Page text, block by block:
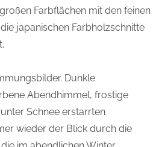
Farbflächen mit den feinen
japanischen Farbholzschnitte
Dunkle
Abendhimmel, frostige
Schnee erstarrten
wieder der Blick durch die